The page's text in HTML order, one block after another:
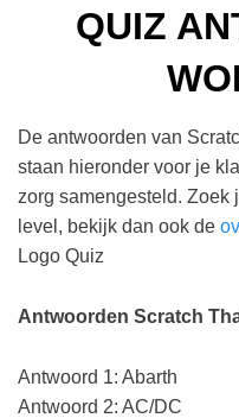
QUIZ
De antwoorden van
staan hieronder voor je
zorg samengesteld. Zoek
level, bekijk dan ook de
Logo Quiz
Antwoorden Scratch
Antwoord 1: Abarth
Antwoord 2: AC/DC